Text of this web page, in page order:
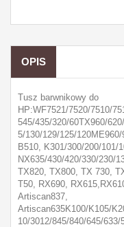
OPIS
Tusz barwnikowy do
HP:WF7521/7520/7510/
545/435/320/60TX960/
5/130/129/125/
B510, K301/300/200/101/
NX635/430/420/330/230/
TX820, TX800, TX 730,
T50, RX690,
Artiscan837,
Artiscan635K100/K105/
10/3012/845/840/645/